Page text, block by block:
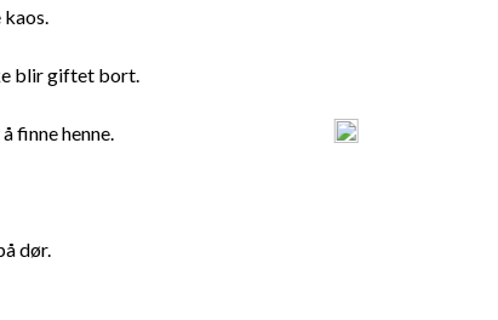
blir giftet bort.
finne henne.
dør.